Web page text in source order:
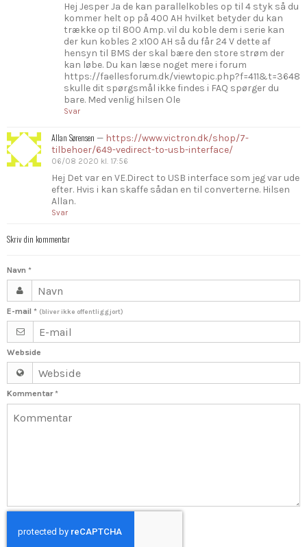
Hej Jesper Ja de kan parallelkobles op til 4 styk så du
kommer helt op på 400 AH hvilket betyder du kan
trække op til 800 Amp. vil du koble dem i serie kan
der kun kobles 2 x100 AH så du får 24 V dette af
hensyn til BMS der skal bære den store strøm der
kan løbe. Du kan læse noget mere i forum
https://faellesforum.dk/viewtopic.php?f=411&t=3648
skulle dit spørgsmål ikke findes i FAQ spørger du
bare. Med venlig hilsen Ole
Svar
Allan Sørensen — https://www.victron.dk/shop/7-
tilbehoer/649-vedirect-to-usb-interface/
06/08 2020 kl. 17:56
Hej Det var en VE.Direct to USB interface som jeg var ude
efter. Hvis i kan skaffe sådan en til converterne. Hilsen
Allan.
Svar
Skriv din kommentar
Navn *
E-mail * (bliver ikke offentliggjort)
Webside
Kommentar*